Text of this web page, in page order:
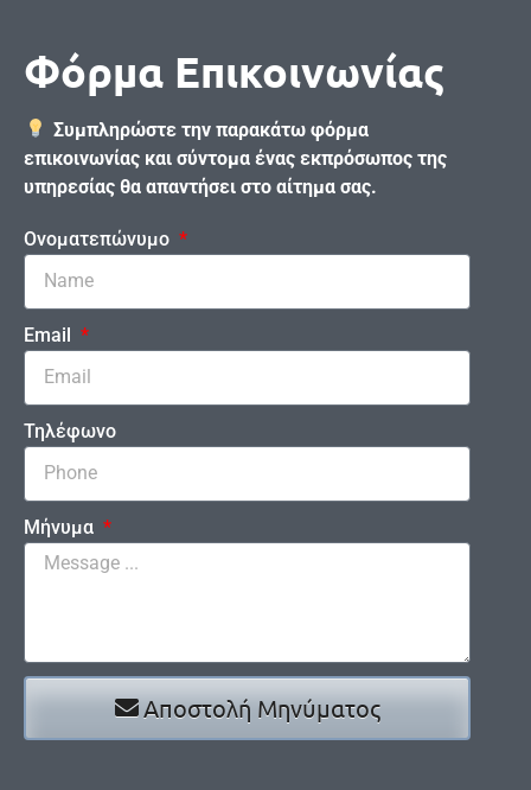
Φόρμα Επικοινωνίας
Συμπληρώστε την παρακάτω φόρμα
επικοινωνίας και σύντομα ένας εκπρόσωπος της
υπηρεσίας θα απαντήσει στο αίτημα σας.
Ονοματεπώνυμο
Email
Τηλέφωνο
Μήνυμα
Αποστολή Μηνύματος